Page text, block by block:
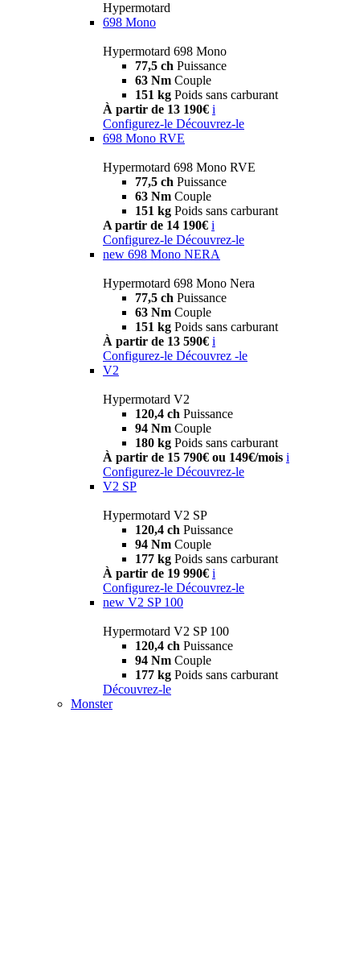
Hypermotard
698 Mono
Hypermotard 698 Mono
77,5 ch Puissance
63 Nm Couple
151 kg Poids sans carburant
À partir de 13 190€ i
Configurez-le Découvrez-le
698 Mono RVE
Hypermotard 698 Mono RVE
77,5 ch Puissance
63 Nm Couple
151 kg Poids sans carburant
A partir de 14 190€ i
Configurez-le Découvrez-le
new 698 Mono NERA
Hypermotard 698 Mono Nera
77,5 ch Puissance
63 Nm Couple
151 kg Poids sans carburant
À partir de 13 590€ i
Configurez-le Découvrez -le
V2
Hypermotard V2
120,4 ch Puissance
94 Nm Couple
180 kg Poids sans carburant
À partir de 15 790€ ou 149€/mois i
Configurez-le Découvrez-le
V2 SP
Hypermotard V2 SP
120,4 ch Puissance
94 Nm Couple
177 kg Poids sans carburant
À partir de 19 990€ i
Configurez-le Découvrez-le
new V2 SP 100
Hypermotard V2 SP 100
120,4 ch Puissance
94 Nm Couple
177 kg Poids sans carburant
Découvrez-le
Monster